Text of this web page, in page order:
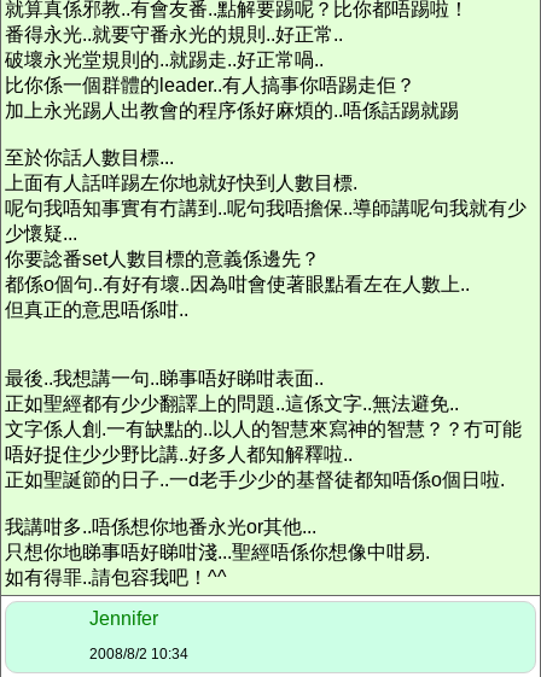
就算真係邪教..有會友番..點解要踢呢？比你都唔踢啦！
番得永光..就要守番永光的規則..好正常..
破壞永光堂規則的..就踢走..好正常喎..
比你係一個群體的leader..有人搞事你唔踢走佢？
加上永光踢人出教會的程序係好麻煩的..唔係話踢就踢
至於你話人數目標...
上面有人話咩踢左你地就好快到人數目標.
呢句我唔知事實有冇講到..呢句我唔擔保..導師講呢句我就有少
少懷疑...
你要諗番set人數目標的意義係邊先？
都係o個句..有好有壞..因為咁會使著眼點看左在人數上..
但真正的意思唔係咁..
最後..我想講一句..睇事唔好睇咁表面..
正如聖經都有少少翻譯上的問題..這係文字..無法避免..
文字係人創.一有缺點的..以人的智慧來寫神的智慧？？冇可能
唔好捉住少少野比講..好多人都知解釋啦..
正如聖誕節的日子..一d老手少少的基督徒都知唔係o個日啦.
我講咁多..唔係想你地番永光or其他...
只想你地睇事唔好睇咁淺...聖經唔係你想像中咁易.
如有得罪..請包容我吧！^^
Jennifer
2008/8/2 10:34